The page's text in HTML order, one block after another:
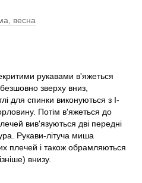
весна
рукавами в'яжеться
зверху вниз,
для спинки виконуються з I-
Потім в'яжеться до
вив'язуються дві передні
Рукави-літуча миша
плечей і також обрамляються
внизу.